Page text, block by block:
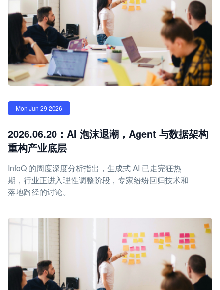
Mon Jun 29 2026
2026.06.20：AI 泡沫退潮，Agent 与数据架构
重构产业底层
InfoQ 的周度深度分析指出，生成式 AI 已走完狂热
期，行业正进入理性调整阶段，专家纷纷回归技术和
落地路径的讨论。